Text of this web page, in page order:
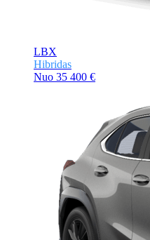
LBX
Hibridas
Nuo 35 400 €